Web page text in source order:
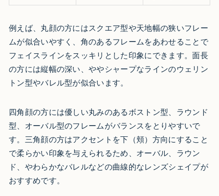
例えば、丸顔の方にはスクエア型や天地幅の狭いフレー
ムが似合いやすく、角のあるフレームをあわせることで
フェイスラインをスッキリとした印象にできます。面長
の方には縦幅の深い、ややシャープなラインのウェリン
トン型やバレル型が似合います。
四角顔の方には優しい丸みのあるボストン型、ラウンド
型、オーバル型のフレームがバランスをとりやすいで
す。三角顔の方はアクセントを下（頬）方向にすること
で柔らかい印象を与えられるため、オーバル、ラウン
ド、やわらかなバレルなどの曲線的なレンズシェイプが
おすすめです。